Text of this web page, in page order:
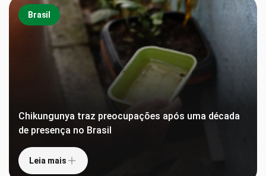
Brasil
Chikungunya traz preocupações após uma década
de presença no Brasil
Leia mais